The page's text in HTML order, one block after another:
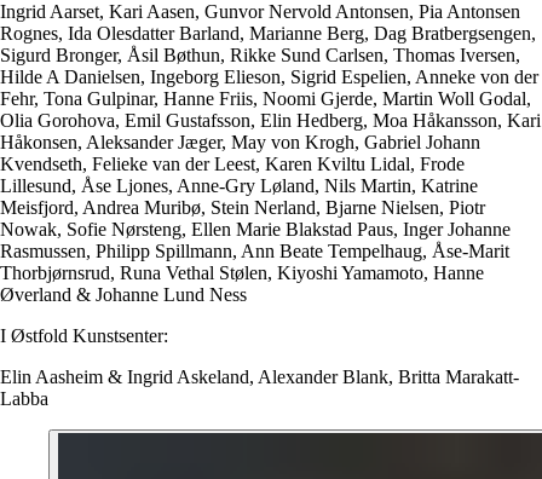
Ingrid Aarset, Kari Aasen, Gunvor Nervold Antonsen, Pia Antonsen
Rognes, Ida Olesdatter Barland, Marianne Berg, Dag Bratbergsengen,
Sigurd Bronger, Åsil Bøthun, Rikke Sund Carlsen, Thomas Iversen,
Hilde A Danielsen, Ingeborg Elieson, Sigrid Espelien, Anneke von der
Fehr, Tona Gulpinar, Hanne Friis, Noomi Gjerde, Martin Woll Godal,
Olia Gorohova, Emil Gustafsson, Elin Hedberg, Moa Håkansson, Kari
Håkonsen, Aleksander Jæger, May von Krogh, Gabriel Johann
Kvendseth, Felieke van der Leest, Karen Kviltu Lidal, Frode
Lillesund, Åse Ljones, Anne-Gry Løland, Nils Martin, Katrine
Meisfjord, Andrea Muribø, Stein Nerland, Bjarne Nielsen, Piotr
Nowak, Sofie Nørsteng, Ellen Marie Blakstad Paus, Inger Johanne
Rasmussen, Philipp Spillmann, Ann Beate Tempelhaug, Åse-Marit
Thorbjørnsrud, Runa Vethal Stølen, Kiyoshi Yamamoto, Hanne
Øverland & Johanne Lund Ness
I Østfold Kunstsenter:
Elin Aasheim & Ingrid Askeland, Alexander Blank, Britta Marakatt-
Labba